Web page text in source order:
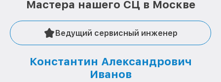
Мастера нашего СЦ в Москве
Ведущий сервисный инженер
Константин Александрович
Иванов